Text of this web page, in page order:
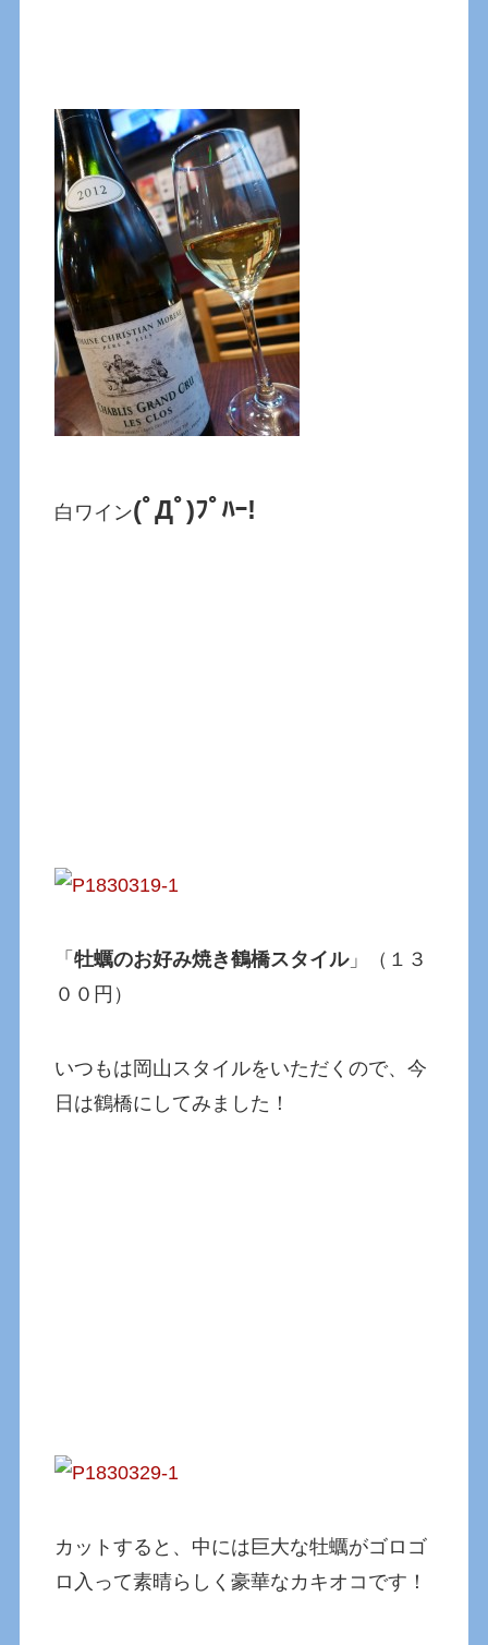
白ワイン(ﾟДﾟ)ﾌﾟﾊｰ!
「牡蠣のお好み焼き鶴橋スタイル」（１３
００円）
いつもは岡山スタイルをいただくので、今
日は鶴橋にしてみました！
カットすると、中には巨大な牡蠣がゴロゴ
ロ入って素晴らしく豪華なカキオコです！